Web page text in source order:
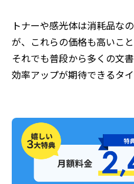
トナーや感光体は消耗品な
が、これらの価格も高いこと
それでも普段から多くの文
効率アップが期待できるタ